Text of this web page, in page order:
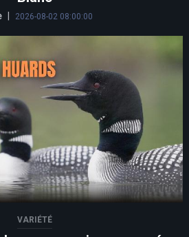
2026-08-02 08:00:00
VARIÉTÉ